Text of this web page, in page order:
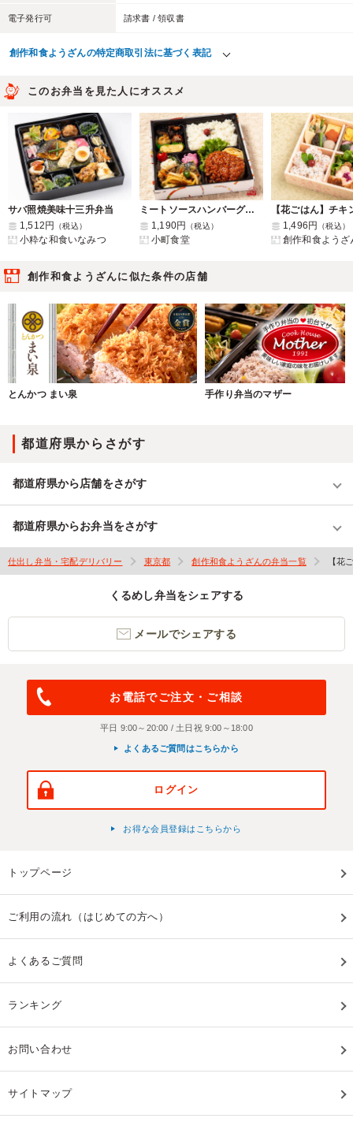
電子発行可 請求書 / 領収書
創作和食ようざんの特定商取引法に基づく表記
このお弁当を見た人にオススメ
サバ照焼美味十三升弁当
1,512円
（税込）
小粋な和食いなみつ
ミートソースハンバーグ＆鯖南蛮弁当
1,190円
（税込）
小町食堂
1,496円 （税込）
創作和食ようざ
創作和食ようざんに似た条件の店舗
とんかつ まい泉 手作り弁当のマザー
都道府県からさがす
都道府県から店舗をさがす
都道府県からお弁当をさがす
仕出し弁当・宅配デリバリー 東京都 創作和食ようざんの弁当一覧 【花
くるめし弁当をシェアする
メールでシェアする
お電話でご注文・ご相談
平日 9:00～20:00 / 土日祝 9:00～18:00
よくあるご質問はこちらから
ログイン
お得な会員登録はこちらから
トップページ
ご利用の流れ（はじめての方へ）
よくあるご質問
ランキング
お問い合わせ
サイトマップ